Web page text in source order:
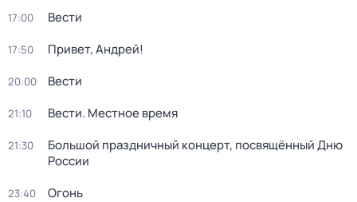
17:00 Вести
17:50 Привет, Андрей!
20:00 Вести
21:10 Вести. Местное время
21:30
Большой праздничный концерт, посвящённый Дню
России
23:40 Огонь